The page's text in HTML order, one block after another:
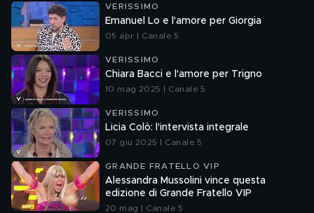
VERISSIMO
Emanuel Lo e l'amore per Giorgia
05 apr | Canale 5
VERISSIMO
Chiara Bacci e l'amore per Trigno
10 mag 2025 | Canale 5
VERISSIMO
Licia Colò: l'intervista integrale
07 giu 2025 | Canale 5
GRANDE FRATELLO VIP
Alessandra Mussolini vince questa
edizione di Grande Fratello VIP
20 mag | Canale 5